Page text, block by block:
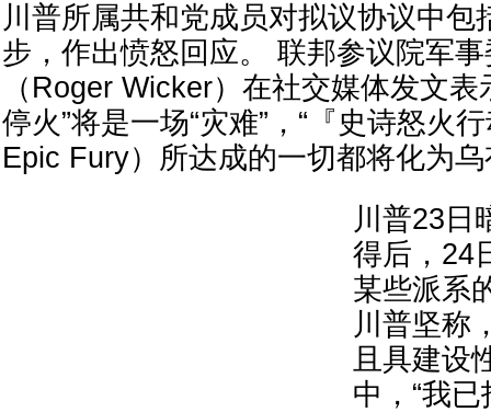
川普所属共和党成员对拟议协议中包
步，作出愤怒回应。 联邦参议院军
（Roger Wicker）在社交媒体发文
停火”将是一场“灾难”，“『史诗怒火
Epic Fury）所达成的一切都将化为乌
川普23日
得后，24
某些派系
川普坚称
且具建设
中，“我